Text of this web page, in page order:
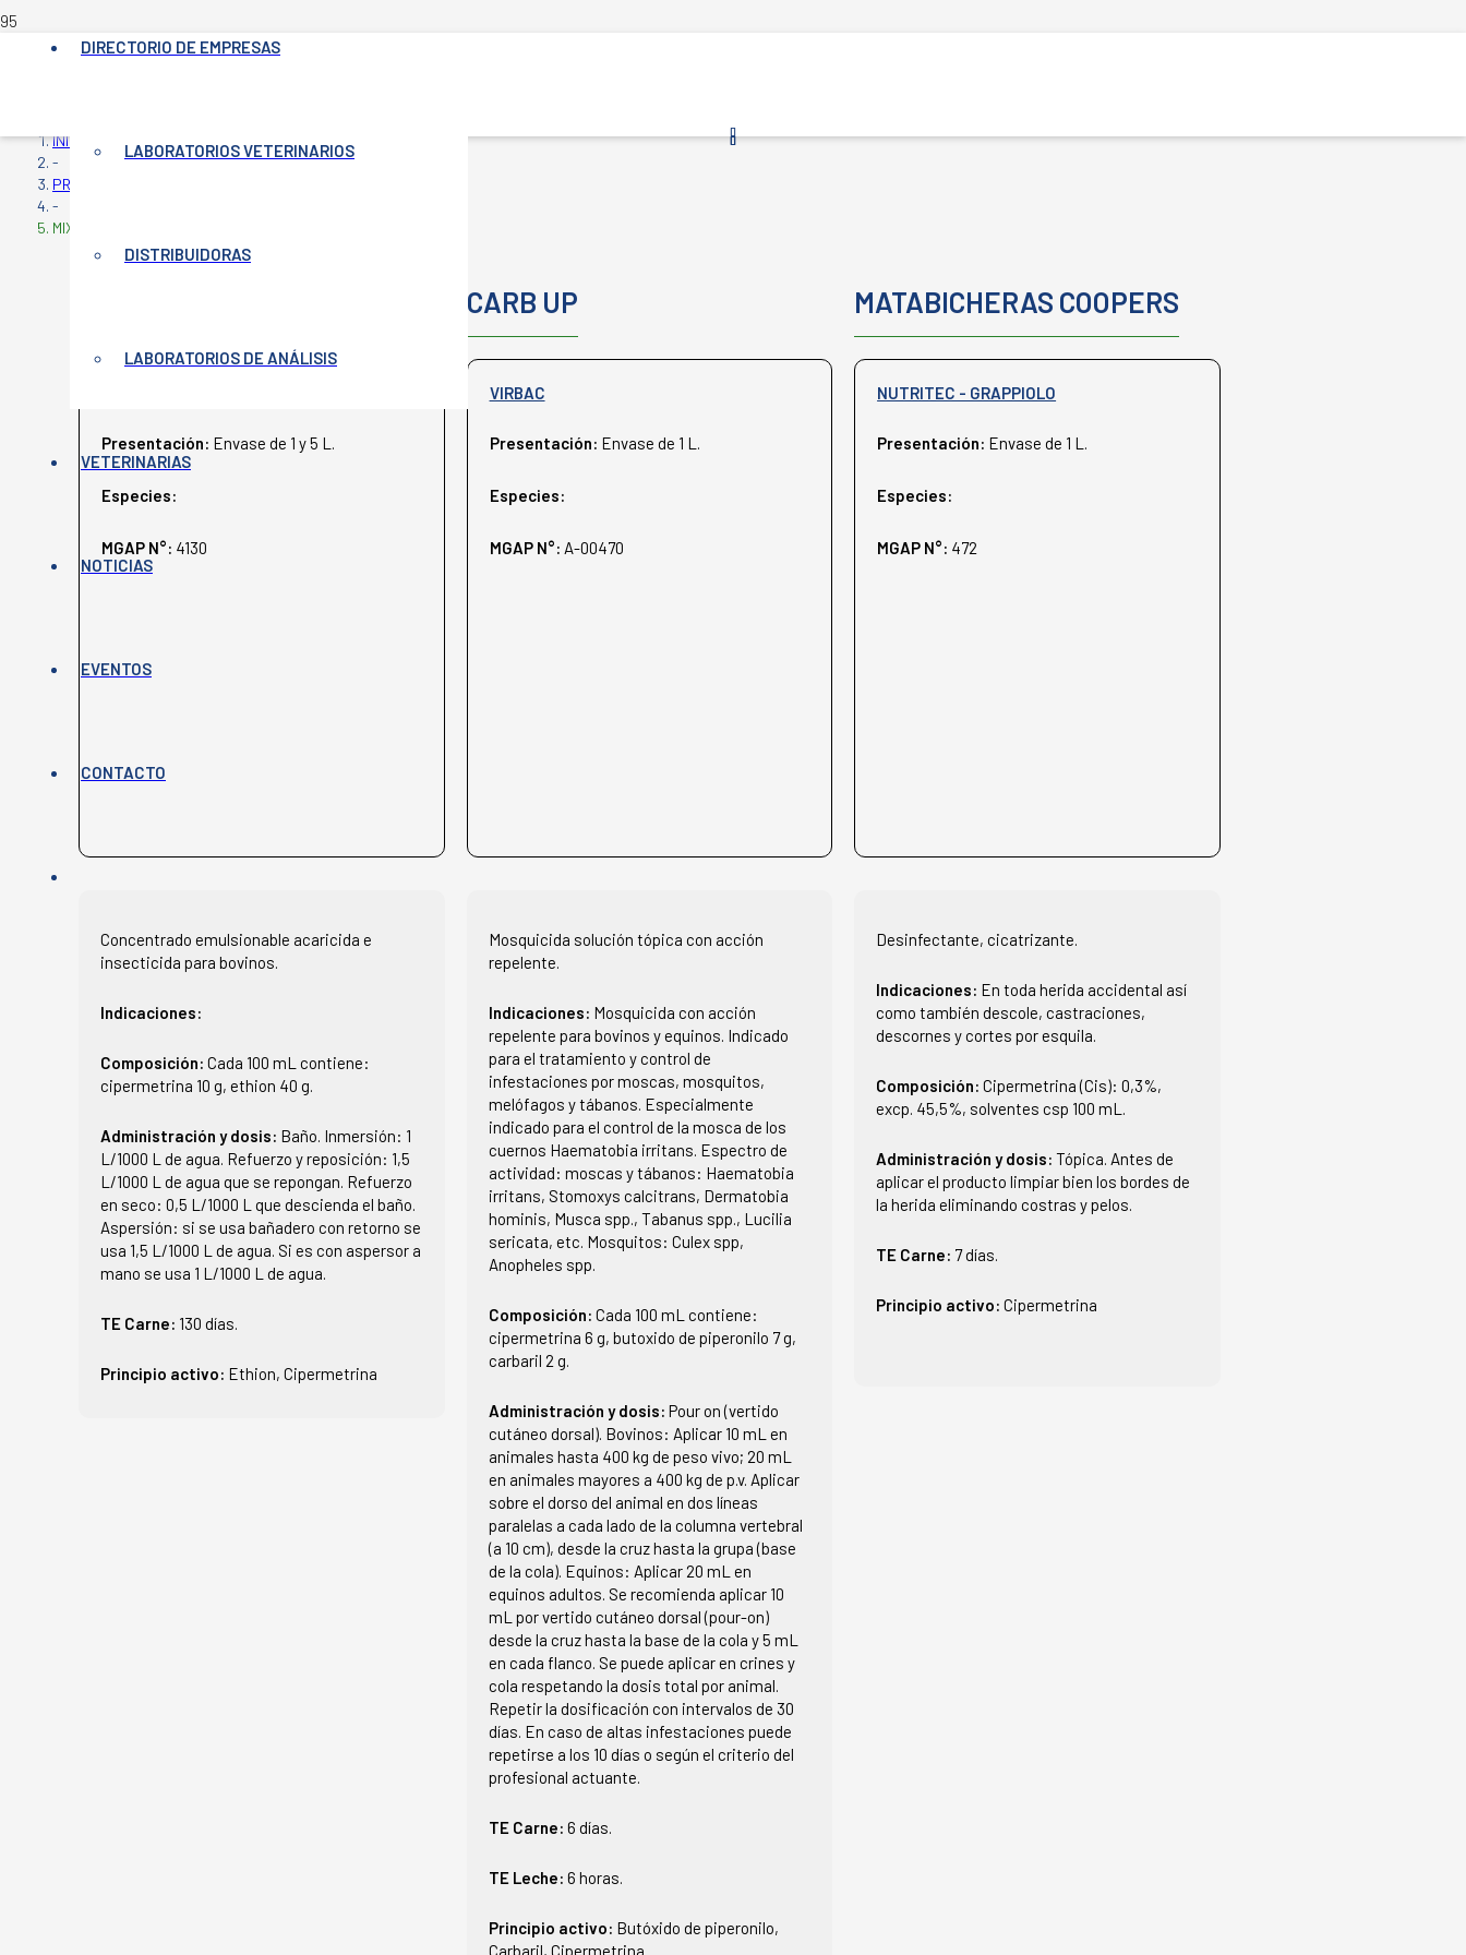
DIRECTORIO DE EMPRESAS
LABORATORIOS VETERINARIOS
DISTRIBUIDORAS
LABORATORIOS DE ANÁLISIS
VETERINARIAS
NOTICIAS
EVENTOS
CONTACTO
INICIO
-
PRODUCTOS VETERINARIOS
-
MIXAN GARRAPATICIDA
Presentación: Envase de 1 y 5 L.
Especies:
MGAP N°: 4130
Concentrado emulsionable acaricida e
insecticida para bovinos.
Indicaciones:
Composición: Cada 100 mL contiene:
cipermetrina 10 g, ethion 40 g.
Administración y dosis: Baño. Inmersión: 1
L/1000 L de agua. Refuerzo y reposición: 1,5
L/1000 L de agua que se repongan. Refuerzo
en seco: 0,5 L/1000 L que descienda el baño.
Aspersión: si se usa bañadero con retorno se
usa 1,5 L/1000 L de agua. Si es con aspersor a
mano se usa 1 L/1000 L de agua.
TE Carne: 130 días.
Principio activo: Ethion, Cipermetrina
CARB UP
VIRBAC
Presentación: Envase de 1 L.
Especies:
MGAP N°: A-00470
Mosquicida solución tópica con acción
repelente.
Indicaciones: Mosquicida con acción
repelente para bovinos y equinos. Indicado
para el tratamiento y control de
infestaciones por moscas, mosquitos,
melófagos y tábanos. Especialmente
indicado para el control de la mosca de los
cuernos Haematobia irritans. Espectro de
actividad: moscas y tábanos: Haematobia
irritans, Stomoxys calcitrans, Dermatobia
hominis, Musca spp., Tabanus spp., Lucilia
sericata, etc. Mosquitos: Culex spp,
Anopheles spp.
Composición: Cada 100 mL contiene:
cipermetrina 6 g, butoxido de piperonilo 7 g,
carbaril 2 g.
Administración y dosis: Pour on (vertido
cutáneo dorsal). Bovinos: Aplicar 10 mL en
animales hasta 400 kg de peso vivo; 20 mL
en animales mayores a 400 kg de p.v. Aplicar
sobre el dorso del animal en dos líneas
paralelas a cada lado de la columna vertebral
(a 10 cm), desde la cruz hasta la grupa (base
de la cola). Equinos: Aplicar 20 mL en
equinos adultos. Se recomienda aplicar 10
mL por vertido cutáneo dorsal (pour-on)
desde la cruz hasta la base de la cola y 5 mL
en cada flanco. Se puede aplicar en crines y
cola respetando la dosis total por animal.
Repetir la dosificación con intervalos de 30
días. En caso de altas infestaciones puede
repetirse a los 10 días o según el criterio del
profesional actuante.
TE Carne: 6 días.
TE Leche: 6 horas.
Principio activo: Butóxido de piperonilo,
Carbaril, Cipermetrina
MATABICHERAS COOPERS
NUTRITEC - GRAPPIOLO
Presentación: Envase de 1 L.
Especies:
MGAP N°: 472
Desinfectante, cicatrizante.
Indicaciones: En toda herida accidental así
como también descole, castraciones,
descornes y cortes por esquila.
Composición:Cipermetrina (Cis): 0,3%,
excp. 45,5%, solventes csp 100 mL.
Administración y dosis:Tópica. Antes de
aplicar el producto limpiar bien los bordes de
la herida eliminando costras y pelos.
TE Carne: 7 días.
Principio activo:Cipermetrina